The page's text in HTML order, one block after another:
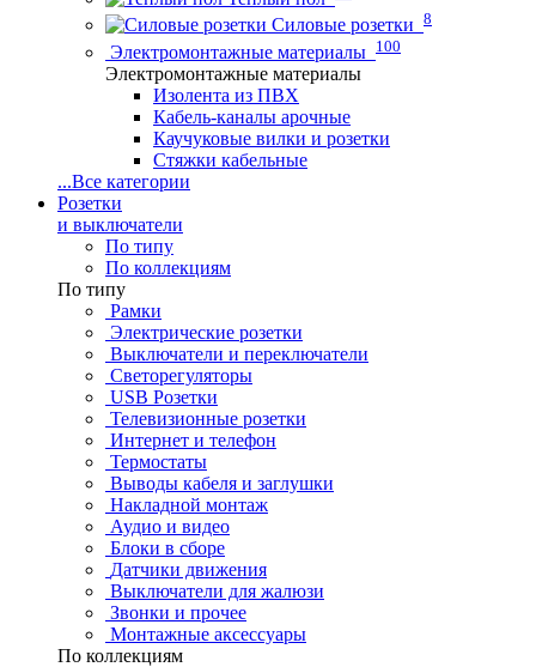
Силовые розетки 8
Электромонтажные материалы 100
Электромонтажные материалы
Изолента из ПВХ
Кабель-каналы арочные
Каучуковые вилки и розетки
Стяжки кабельные
...Все категории
Розетки
и выключатели
По типу
По коллекциям
По типу
Рамки
Электрические розетки
Выключатели и переключатели
Светорегуляторы
USB Розетки
Телевизионные розетки
Интернет и телефон
Термостаты
Выводы кабеля и заглушки
Накладной монтаж
Аудио и видео
Блоки в сборе
Датчики движения
Выключатели для жалюзи
Звонки и прочее
Монтажные аксессуары
По коллекциям